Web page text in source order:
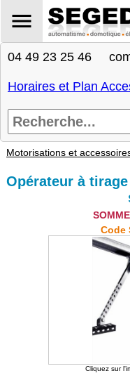
04 49 23 25 46
Horaires et Plan
Motorisations et
Opérateur à
Code
Cliquez sur